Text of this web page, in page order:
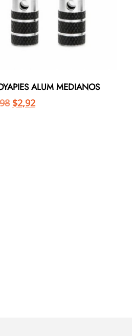
ALUM MEDIANOS
$2,92